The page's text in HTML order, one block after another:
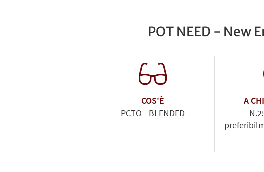
POT NEED - New
COS'È
PCTO - BLENDED
A